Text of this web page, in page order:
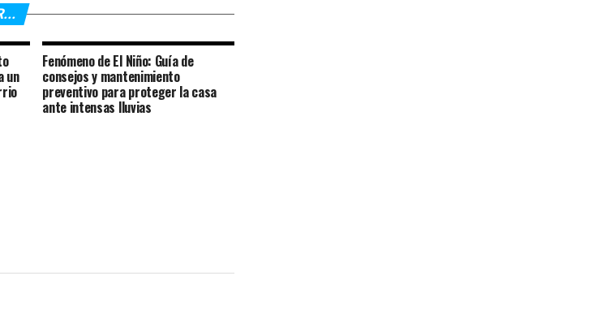
un
Fenómeno de El Niño: Guía de
consejos y mantenimiento
preventivo para proteger la casa
ante intensas lluvias